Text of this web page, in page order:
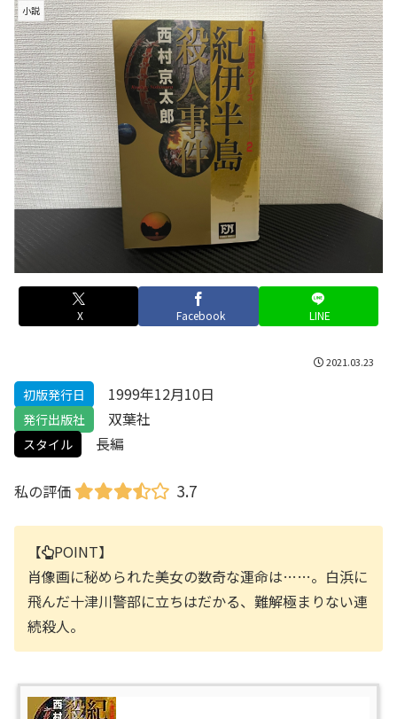
小説
X Facebook LINE
2021.03.23
初版発行日 1999年12月10日
発行出版社 双葉社
スタイル 長編
私の評価 3.7
【
POINT】
肖像画に秘められた美女の数奇な運命は……。白浜に
飛んだ十津川警部に立ちはだかる、難解極まりない連
続殺人。